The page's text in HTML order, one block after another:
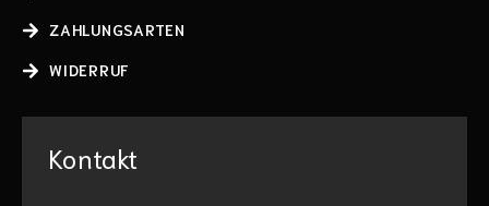
ZAHLUNGSARTEN
WIDERRUF
Kontakt